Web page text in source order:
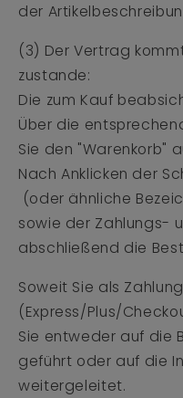
der
(3) Der Vertrag
zustande:
Die zum Kauf
Über die
Sie den "Warenkorb"
Nach Anklicken der
(oder ähnliche
sowie der Zahlungs-
abschließend die
Soweit Sie als
(Express/Plus/
Sie entweder auf die
geführt oder auf die
weitergeleitet.